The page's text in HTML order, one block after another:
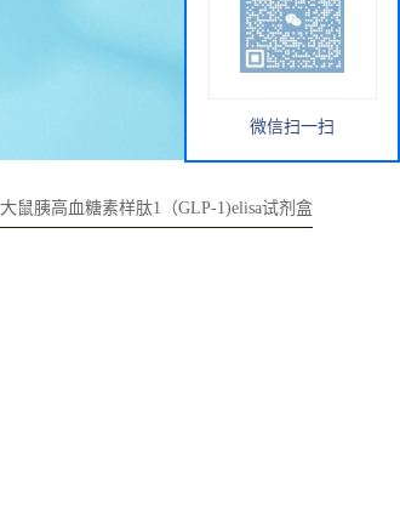
大鼠胰高血糖素样肽1（GLP-1)elisa试剂盒
微信扫一扫